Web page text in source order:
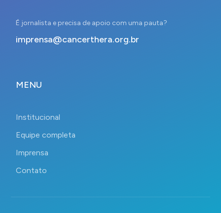
É jornalista e precisa de apoio com uma pauta?
imprensa@cancerthera.org.br
MENU
Institucional
Equipe completa
Imprensa
Contato